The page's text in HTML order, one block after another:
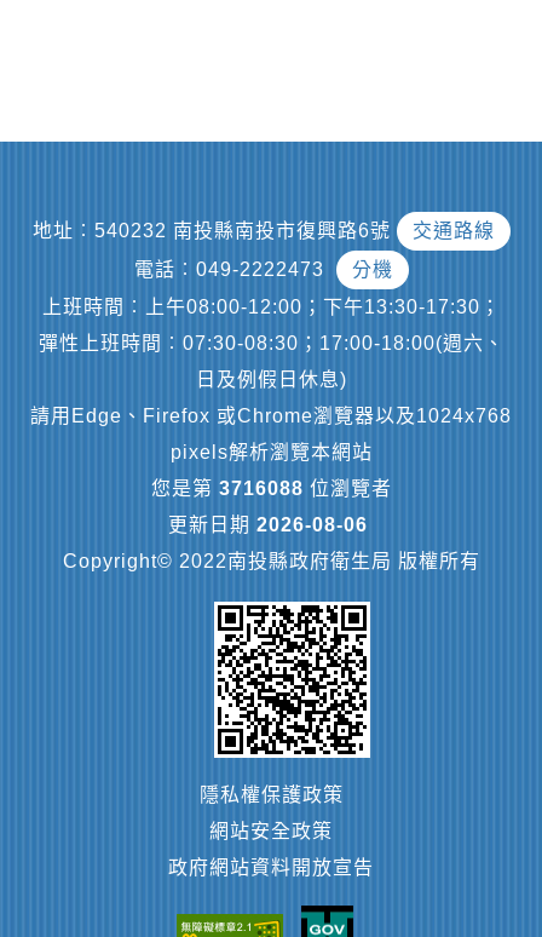
地址︰540232 南投縣南投市復興路6號
交通路線
電話︰049-2222473
分機
上班時間︰上午08:00-12:00；下午13:30-17:30；
彈性上班時間︰07:30-08:30；17:00-18:00(週六、
日及例假日休息)
請用Edge、Firefox 或Chrome瀏覽器以及1024x768
pixels解析瀏覽本網站
您是第 3716088 位瀏覽者
更新日期 2026-08-06
Copyright© 2022南投縣政府衛生局 版權所有
隱私權保護政策
網站安全政策
政府網站資料開放宣告